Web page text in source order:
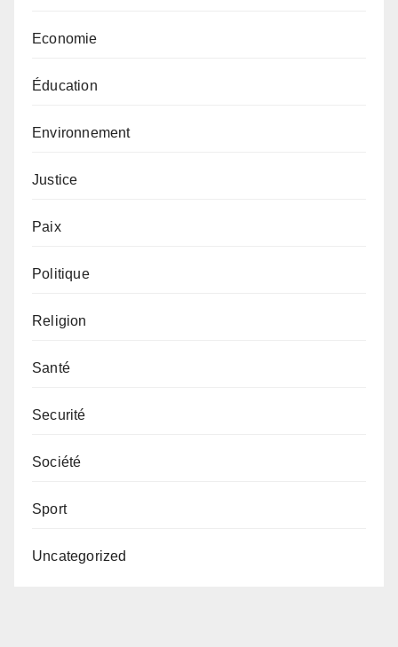
Economie
Éducation
Environnement
Justice
Paix
Politique
Religion
Santé
Securité
Société
Sport
Uncategorized